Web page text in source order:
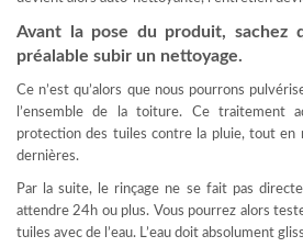
Avant la pose du produit, sachez
préalable subir un nettoyage.
Ce n’est qu’alors que nous pourrons
l’ensemble de la toiture. Ce traitement
protection des tuiles contre la pluie, tout en
dernières.
Par la suite, le rinçage ne se fait pas
attendre 24h ou plus. Vous pourrez alors
tuiles avec de l’eau. L’eau doit absolument